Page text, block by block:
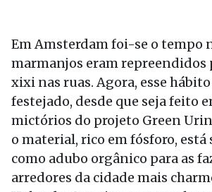
Em Amsterdam foi-se o tempo
marmanjos eram repreendidos
xixi nas ruas. Agora, esse hábito
festejado, desde que seja feito
mictórios do projeto Green
o material, rico em fósforo, está
como adubo orgânico para as
arredores da cidade mais